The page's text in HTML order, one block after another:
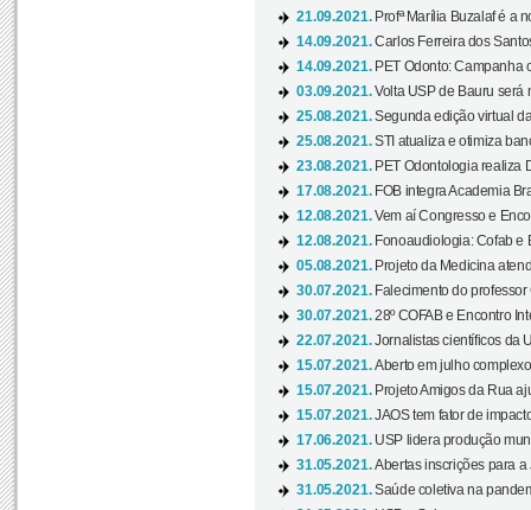
21.09.2021. Profª Marília Buzalaf é a
14.09.2021.Carlos Ferreira dos
14.09.2021. PET Odonto: Campanha
03.09.2021.Volta USP de Bauru será
25.08.2021.Segunda edição virtual
25.08.2021.STI atualiza e otimiza
23.08.2021. PET Odontologia realiza
17.08.2021. FOB integra Academia
12.08.2021.Vem aí Congresso e
12.08.2021. Fonoaudiologia: Cofab e
05.08.2021. Projeto da Medicina
30.07.2021. Falecimento do
30.07.2021.28º COFAB e Encontro
22.07.2021.Jornalistas científicos da
15.07.2021.Aberto em julho
15.07.2021. Projeto Amigos da Rua
15.07.2021.JAOS tem fator de
17.06.2021. USP lidera produção
31.05.2021.Abertas inscrições para
31.05.2021.Saúde coletiva na